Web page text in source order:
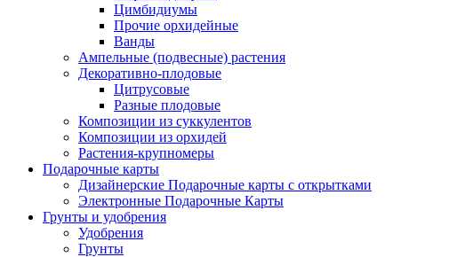
Цимбидиумы
Прочие орхидейные
Ванды
Ампельные (подвесные) растения
Декоративно-плодовые
Цитрусовые
Разные плодовые
Композиции из суккулентов
Композиции из орхидей
Растения-крупномеры
Подарочные карты
Дизайнерские Подарочные карты с открытками
Электронные Подарочные Карты
Грунты и удобрения
Удобрения
Грунты